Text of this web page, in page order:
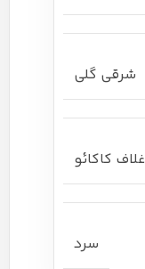
شرقی گلی
غلاف کاکائو
سرد